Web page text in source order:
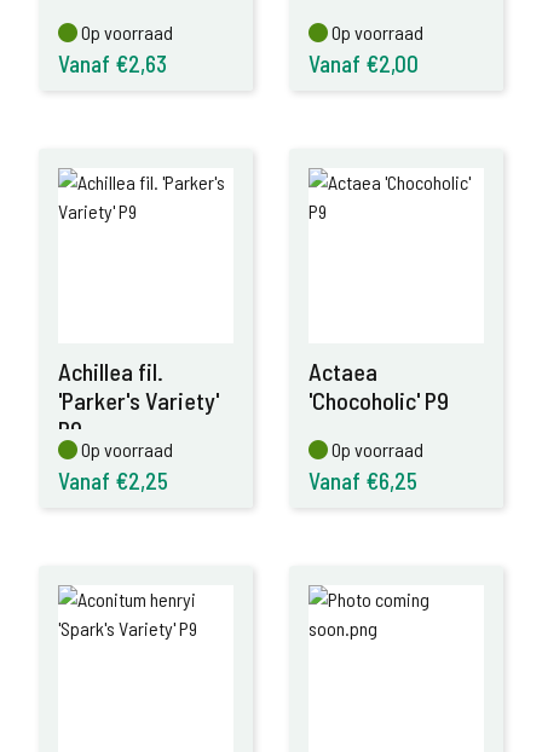
Op voorraad
Op voorraad
Vanaf €2,63
Op voorraad
Op voorraad
Vanaf €2,00
Achillea fil.
'Parker's Variety'
P9
Op voorraad
Op voorraad
Vanaf €2,25
Actaea
'Chocoholic' P9
Op voorraad
Op voorraad
Vanaf €6,25